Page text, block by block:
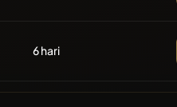
6 hari